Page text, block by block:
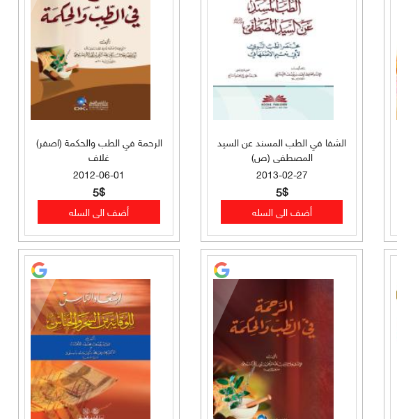
الشفا في الطب المسند عن السيد
المصطفى (ص)
2013-02-27
5$
الرحمة في الطب والحكمة (اصفر)
غلاف
2012-06-01
5$